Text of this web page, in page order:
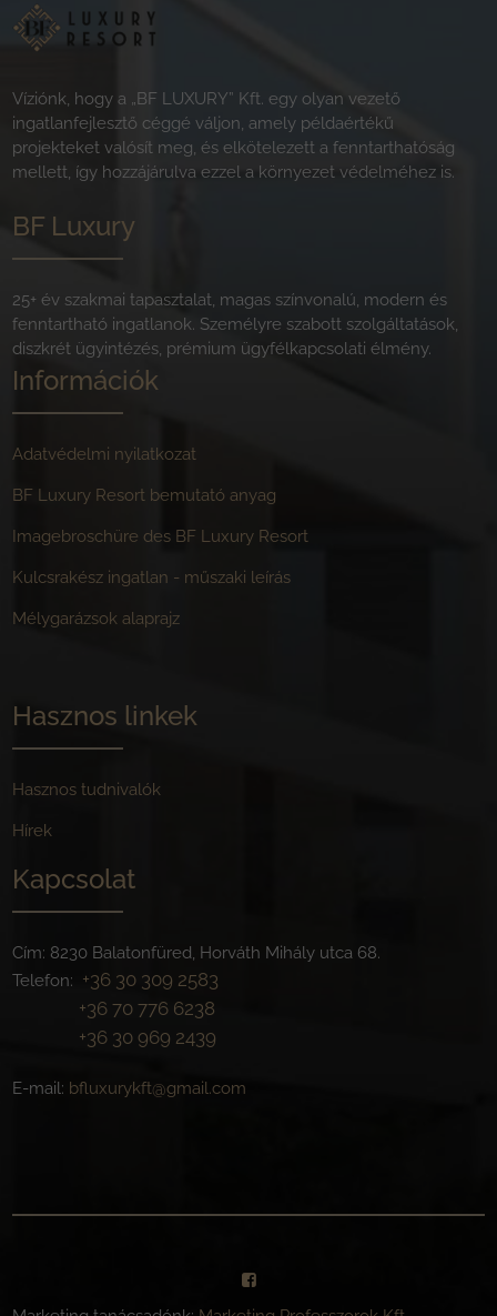
Víziónk, hogy a „BF LUXURY” Kft. egy olyan vezető
ingatlanfejlesztő céggé váljon, amely példaértékű
projekteket valósít meg, és elkötelezett a fenntarthatóság
mellett, így hozzájárulva ezzel a környezet védelméhez is.
BF Luxury
25+ év szakmai tapasztalat, magas színvonalú, modern és
fenntartható ingatlanok. Személyre szabott szolgáltatások,
diszkrét ügyintézés, prémium ügyfélkapcsolati élmény.
Információk
Adatvédelmi nyilatkozat
BF Luxury Resort bemutató anyag
Imagebroschüre des BF Luxury Resort
Kulcsrakész ingatlan - műszaki leírás
Mélygarázsok alaprajz
Hasznos linkek
Hasznos tudnivalók
Hírek
Kapcsolat
Cím: 8230 Balatonfüred, Horváth Mihály utca 68.
Telefon: +36 30 309 2583
+36 70 776 6238
+36 30 969 2439
E-mail: bfluxurykft@gmail.com